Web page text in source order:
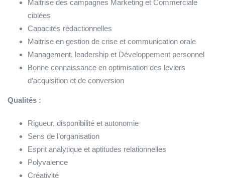
Maitrise des campagnes Marketing et Commerciale
ciblées
Capacités rédactionnelles
Maitrise en gestion de crise et communication orale
Management, leadership et Développement personnel
Bonne connaissance en optimisation des leviers
d’acquisition et de conversion
Qualités :
Rigueur, disponibilité et autonomie
Sens de l’organisation
Esprit analytique et aptitudes relationnelles
Polyvalence
Créativité